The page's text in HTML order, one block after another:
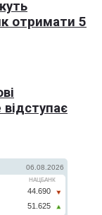
отримати 5